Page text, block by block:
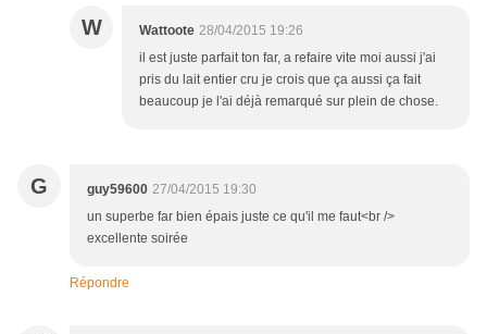
W Wattoote 28/04/2015 19:26
il est juste parfait ton far, a refaire vite moi aussi j'ai
pris du lait entier cru je crois que ça aussi ça fait
beaucoup je l'ai déjà remarqué sur plein de chose.
G guy59600 27/04/2015 19:30
un superbe far bien épais juste ce qu'il me faut<br />
excellente soirée
Répondre